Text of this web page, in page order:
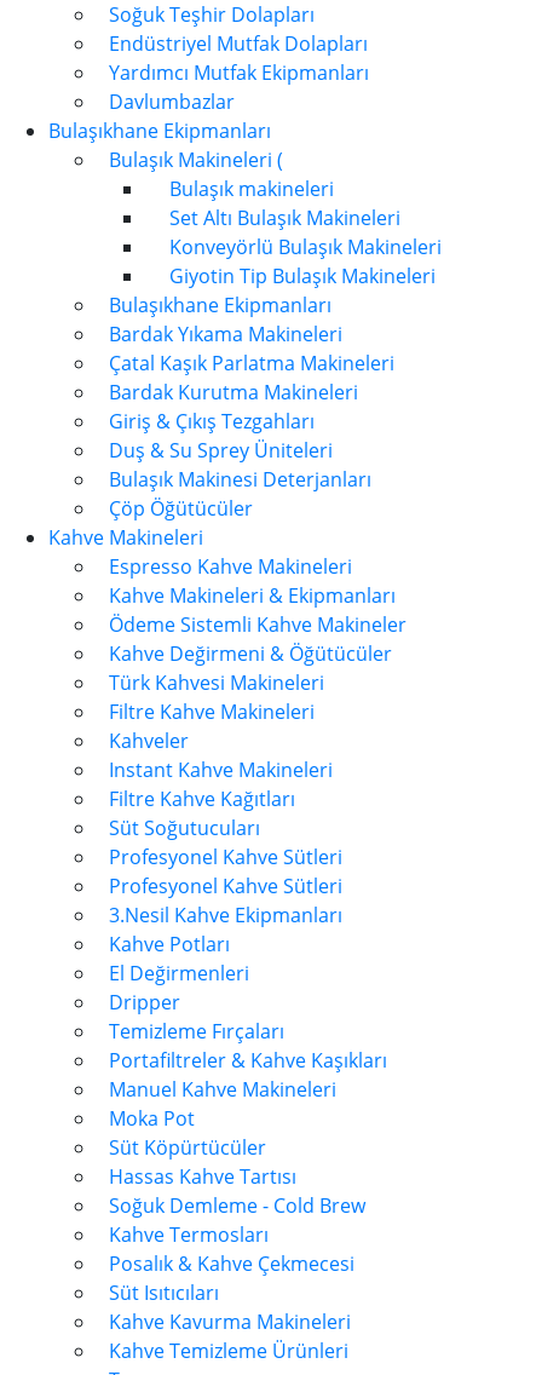
Soğuk Teşhir Dolapları
Endüstriyel Mutfak Dolapları
Yardımcı Mutfak Ekipmanları
Davlumbazlar
Bulaşıkhane Ekipmanları
Bulaşık Makineleri (
Bulaşık makineleri
Set Altı Bulaşık Makineleri
Konveyörlü Bulaşık Makineleri
Giyotin Tip Bulaşık Makineleri
Bulaşıkhane Ekipmanları
Bardak Yıkama Makineleri
Çatal Kaşık Parlatma Makineleri
Bardak Kurutma Makineleri
Giriş & Çıkış Tezgahları
Duş & Su Sprey Üniteleri
Bulaşık Makinesi Deterjanları
Çöp Öğütücüler
Kahve Makineleri
Espresso Kahve Makineleri
Kahve Makineleri & Ekipmanları
Ödeme Sistemli Kahve Makineler
Kahve Değirmeni & Öğütücüler
Türk Kahvesi Makineleri
Filtre Kahve Makineleri
Kahveler
Instant Kahve Makineleri
Filtre Kahve Kağıtları
Süt Soğutucuları
Profesyonel Kahve Sütleri
Profesyonel Kahve Sütleri
3.Nesil Kahve Ekipmanları
Kahve Potları
El Değirmenleri
Dripper
Temizleme Fırçaları
Portafiltreler & Kahve Kaşıkları
Manuel Kahve Makineleri
Moka Pot
Süt Köpürtücüler
Hassas Kahve Tartısı
Soğuk Demleme - Cold Brew
Kahve Termosları
Posalık & Kahve Çekmecesi
Süt Isıtıcıları
Kahve Kavurma Makineleri
Kahve Temizleme Ürünleri